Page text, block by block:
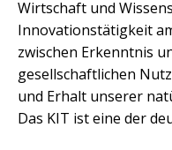
Wirtschaft und
Innovationstätigkeit
zwischen Erkenntnis
gesellschaftlichen
und Erhalt unserer
Das KIT ist eine der